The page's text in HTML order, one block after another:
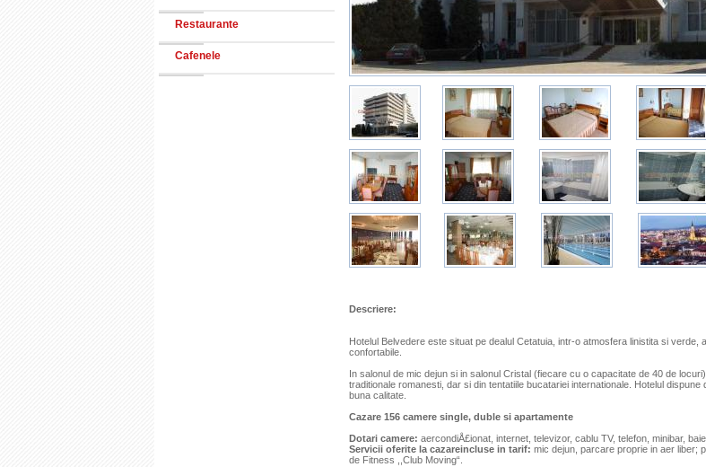
Restaurante
Cafenele
Descriere:
Hotelul Belvedere este situat pe dealul Cetatuia, intr-o atmosfera linistita si
confortabile.
In salonul de mic dejun si in salonul Cristal (fiecare cu o capacitate de 40 de
traditionale romanesti, dar si din tentatiile bucatariei internationale. Hotelul
buna calitate.
Cazare 156 camere single, duble si apartamente
Dotari camere: aercondiÅ£ionat, internet, televizor, cablu TV, telefon, minibar,
Servicii oferite la cazareincluse in tarif: mic dejun, parcare proprie in aer liber;
de Fitness ,,Club Moving“.